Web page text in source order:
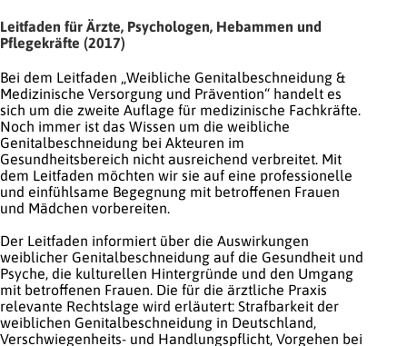
Leitfaden für Ärzte, Psychologen, Hebammen und
Pflegekräfte (2017)
Bei dem Leitfaden „Weibliche Genitalbeschneidung &
Medizinische Versorgung und Prävention“ handelt es
sich um die zweite Auflage für medizinische Fachkräfte.
Noch immer ist das Wissen um die weibliche
Genitalbeschneidung bei Akteuren im
Gesundheitsbereich nicht ausreichend verbreitet. Mit
dem Leitfaden möchten wir sie auf eine professionelle
und einfühlsame Begegnung mit betroffenen Frauen
und Mädchen vorbereiten.
Der Leitfaden informiert über die Auswirkungen
weiblicher Genitalbeschneidung auf die Gesundheit und
Psyche, die kulturellen Hintergründe und den Umgang
mit betroffenen Frauen. Die für die ärztliche Praxis
relevante Rechtslage wird erläutert: Strafbarkeit der
weiblichen Genitalbeschneidung in Deutschland,
Verschwiegenheits- und Handlungspflicht, Vorgehen bei